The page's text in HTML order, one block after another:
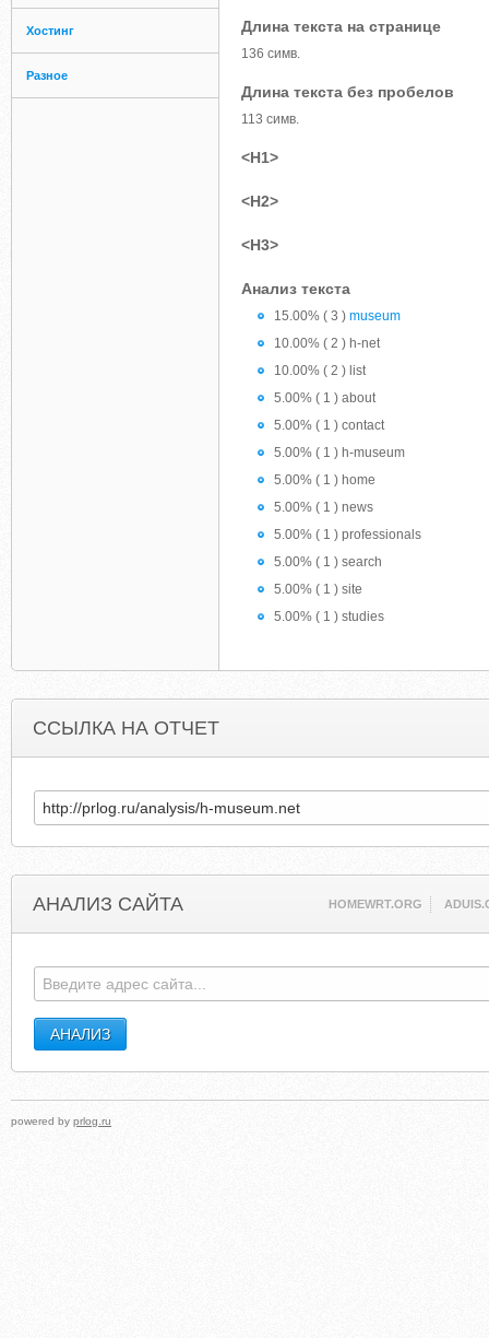
Хостинг
Разное
Длина текста на странице
136 симв.
Длина текста без пробелов
113 симв.
<H1>
<H2>
<H3>
Анализ текста
15.00% ( 3 ) museum
10.00% ( 2 ) h-net
10.00% ( 2 ) list
5.00% ( 1 ) about
5.00% ( 1 ) contact
5.00% ( 1 ) h-museum
5.00% ( 1 ) home
5.00% ( 1 ) news
5.00% ( 1 ) professionals
5.00% ( 1 ) search
5.00% ( 1 ) site
5.00% ( 1 ) studies
ССЫЛКА НА ОТЧЕТ
АНАЛИЗ САЙТА HOMEWRT.ORG
powered by prlog.ru